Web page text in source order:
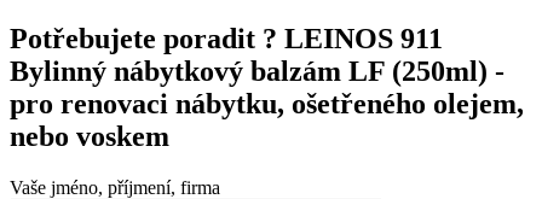
Potřebujete poradit ? LEINOS 911
Bylinný nábytkový balzám LF (250ml) -
pro renovaci nábytku, ošetřeného olejem,
nebo voskem
Vaše jméno, příjmení, firma